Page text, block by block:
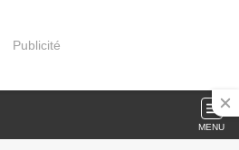
Publicité
MENU